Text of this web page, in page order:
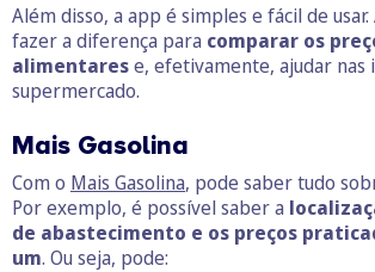
Além disso, a app é simples e fácil de
fazer a diferença para comparar os
alimentarese, efetivamente, ajudar nas
supermercado.
Mais Gasolina
Com o Mais Gasolina, pode saber tudo
Por exemplo, é possível saber a
de abastecimento e os preços
um. Ou seja, pode: